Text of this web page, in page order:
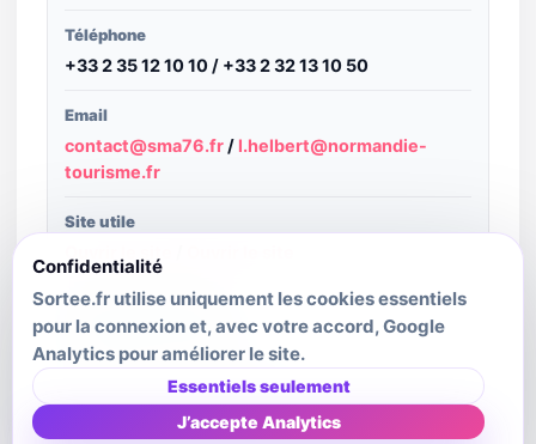
Téléphone
+33 2 35 12 10 10 / +33 2 32 13 10 50
Email
contact@sma76.fr / l.helbert@normandie-
tourisme.fr
Site utile
Structure publiante
Normandie Tourisme
Dernière mise à jour source
2026-06-25T04:22:55.594Z
Confidentialité
Sortee.fr utilise uniquement les cookies essentiels
pour la connexion et, avec votre accord, Google
Analytics pour améliorer le site.
Essentiels seulement
J’accepte Analytics